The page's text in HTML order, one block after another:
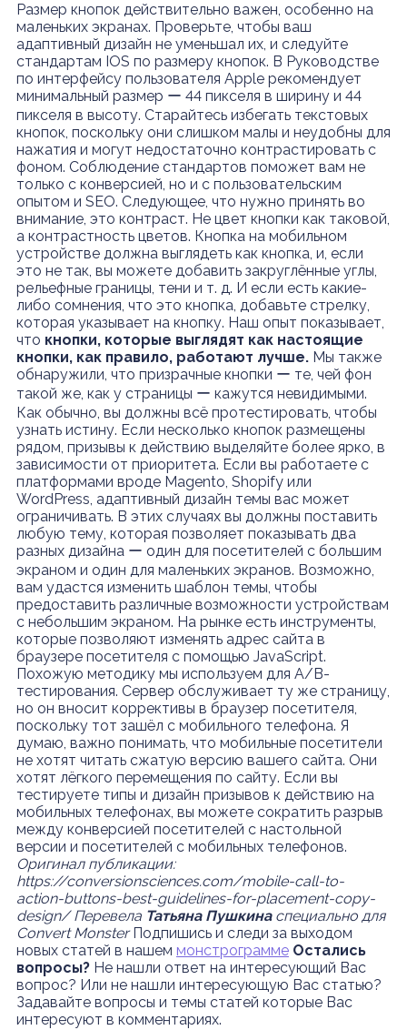
Размер кнопок действительно важен, особенно на
маленьких экранах. Проверьте, чтобы ваш
адаптивный дизайн не уменьшал их, и следуйте
стандартам IOS по размеру кнопок. В Руководстве
по интерфейсу пользователя Apple рекомендует
минимальный размер ー 44 пикселя в ширину и 44
пикселя в высоту. Старайтесь избегать текстовых
кнопок, поскольку они слишком малы и неудобны для
нажатия и могут недостаточно контрастировать с
фоном. Соблюдение стандартов поможет вам не
только с конверсией, но и с пользовательским
опытом и SEO. Следующее, что нужно принять во
внимание, это контраст. Не цвет кнопки как таковой,
а контрастность цветов. Кнопка на мобильном
устройстве должна выглядеть как кнопка, и, если
это не так, вы можете добавить закруглённые углы,
рельефные границы, тени и т. д. И если есть какие-
либо сомнения, что это кнопка, добавьте стрелку,
которая указывает на кнопку. Наш опыт показывает,
что кнопки, которые выглядят как настоящие
кнопки, как правило, работают лучше.Мы также
обнаружили, что призрачные кнопки ー те, чей фон
такой же, как у страницы ー кажутся невидимыми.
Как обычно, вы должны всё протестировать, чтобы
узнать истину. Если несколько кнопок размещены
рядом, призывы к действию выделяйте более ярко, в
зависимости от приоритета. Если вы работаете с
платформами вроде Magento, Shopify или
WordPress, адаптивный дизайн темы вас может
ограничивать. В этих случаях вы должны поставить
любую тему, которая позволяет показывать два
разных дизайна ー один для посетителей с большим
экраном и один для маленьких экранов. Возможно,
вам удастся изменить шаблон темы, чтобы
предоставить различные возможности устройствам
с небольшим экраном. На рынке есть инструменты,
которые позволяют изменять адрес сайта в
браузере посетителя с помощью JavaScript.
Похожую методику мы используем для A/B-
тестирования. Сервер обслуживает ту же страницу,
но он вносит коррективы в браузер посетителя,
поскольку тот зашёл с мобильного телефона. Я
думаю, важно понимать, что мобильные посетители
не хотят читать сжатую версию вашего сайта. Они
хотят лёгкого перемещения по сайту. Если вы
тестируете типы и дизайн призывов к действию на
мобильных телефонах, вы можете сократить разрыв
между конверсией посетителей с настольной
версии и посетителей с мобильных телефонов.
Оригинал публикации:
https://conversionsciences.com/mobile-call-to-
action-buttons-best-guidelines-for-placement-copy-
design/ Перевела Татьяна Пушкинаспециально для
Convert MonsterПодпишись и следи за выходом
новых статей в нашем монстрограмме Остались
вопросы?Не нашли ответ на интересующий Вас
вопрос? Или не нашли интересующую Вас статью?
Задавайте вопросы и темы статей которые Вас
интересуют в комментариях.